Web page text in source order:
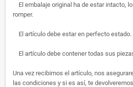
El embalaje original ha de estar intacto,
romper.
El artículo debe estar en perfecto estado.
El artículo debe contener todas sus
Una vez recibimos el artículo, nos
las condiciones y si es así, te